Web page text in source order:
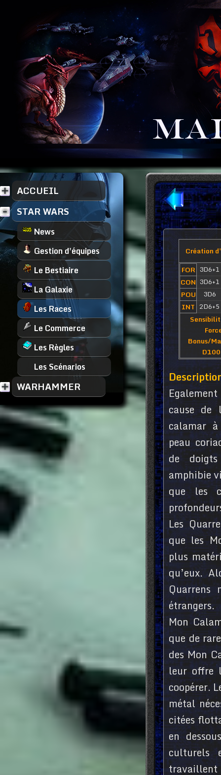
ACCUEIL
STAR WARS
News
Gestion d'équipes
Le Bestiaire
La Galaxie
Les Races
Le Commerce
Les Règles
Les Scénarios
WARHAMMER
Création
FOR 3D6+1
CON 3D6+1
POU
3D6
INT 2D6+5
Bonus/
cause de
calamar
peau
de
amphibie
que les
Les
que les
plus
qu’eux.
étrangers.
Mon
que de
des Mon
leur offre
coopérer.
métal
citées
en
culturels